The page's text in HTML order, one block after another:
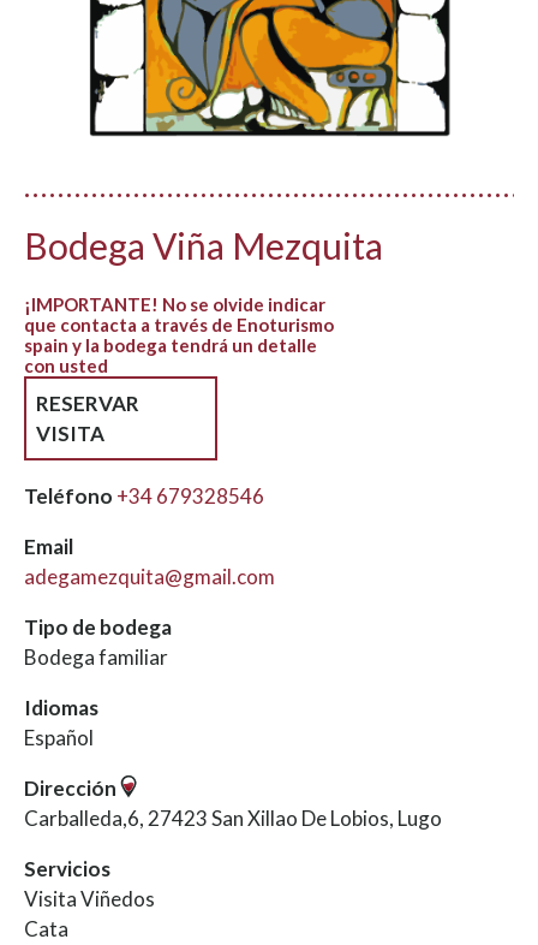
Bodega Viña Mezquita
RESERVAR
VISITA
¡IMPORTANTE! No se olvide indicar
que contacta a través de Enoturismo
spain y la bodega tendrá un detalle
con usted
Teléfono +34 679328546
Email
adegamezquita@gmail.com
Tipo de bodega
Bodega familiar
Idiomas
Español
Dirección
Carballeda,6, 27423 San Xillao De Lobios, Lugo
Servicios
Visita Viñedos
Cata